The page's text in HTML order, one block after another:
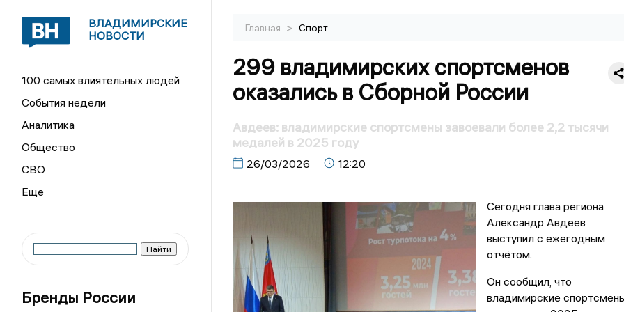
ВЛАДИМИРСКИЕ
НОВОСТИ
100 самых влиятельных людей
События недели
Аналитика
Общество
СВО
Бренды России
Главная > Спорт
299 владимирских спортсменов
оказались в Сборной России
Авдеев: владимирские спортсмены завоевали более 2,2 тысячи
медалей в 2025 году
26/03/2026 12:20
Сегодня глава региона
Александр Авдеев
выступил с ежегодным
отчётом.
Он сообщил, что
владимирские